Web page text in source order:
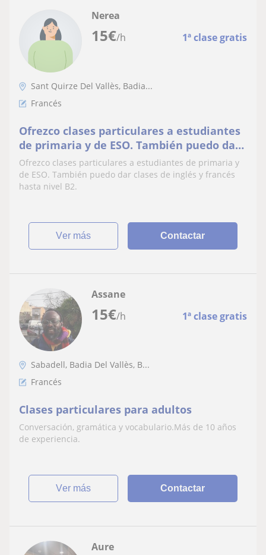
15€/h 1ª clase gratis
Nerea
Sant Quirze Del Vallès, Badia...
Francés
Ofrezco clases particulares a estudiantes
de primaria y de ESO. También puedo dar
clases de inglés y francés hasta nivel B2
Ofrezco clases particulares a estudiantes de primaria y
de ESO. También puedo dar clases de inglés y francés
hasta nivel B2.
ver más Contactar
15€/h 1ª clase gratis
Assane
Sabadell, Badia Del Vallès, B...
Francés
Clases particulares para adultos
Conversación, gramática y vocabulario.Más de 10 años
de experiencia.
ver más Contactar
Aure